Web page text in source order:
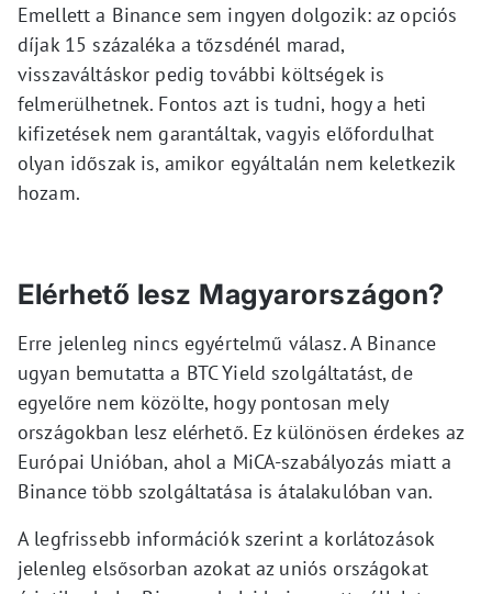
Emellett a Binance sem ingyen dolgozik: az opciós
díjak 15 százaléka a tőzsdénél marad,
visszaváltáskor pedig további költségek is
felmerülhetnek. Fontos azt is tudni, hogy a heti
kifizetések nem garantáltak, vagyis előfordulhat
olyan időszak is, amikor egyáltalán nem keletkezik
hozam.
Elérhető lesz Magyarországon?
Erre jelenleg nincs egyértelmű válasz. A Binance
ugyan bemutatta a BTC Yield szolgáltatást, de
egyelőre nem közölte, hogy pontosan mely
országokban lesz elérhető. Ez különösen érdekes az
Európai Unióban, ahol a MiCA-szabályozás miatt a
Binance több szolgáltatása is átalakulóban van.
A legfrissebb információk szerint a korlátozások
jelenleg elsősorban azokat az uniós országokat